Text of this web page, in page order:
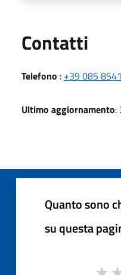
Contatti
Telefono : +39 085
Ultimo aggiornamento:
Quanto sono
su questa